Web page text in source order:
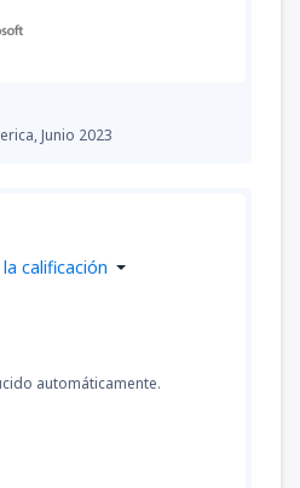
Junio 2023
calificación
automáticamente.